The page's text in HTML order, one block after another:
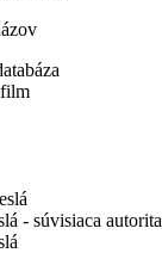
- súvisiaca autorita